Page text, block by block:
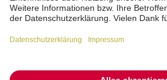
Barrierefreiheitserklärung